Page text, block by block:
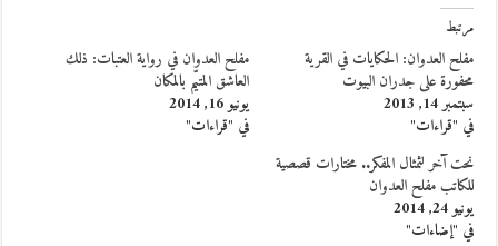
مرتبط
مفلح العدوان: الحكايات في القرية
محفورة على جدران البيوت
سبتمبر 14, 2013
في "قراءات"
مفلح العدوان في رواية العتبات: ذلك
العاشق المتيّم بالمكان
يونيو 16, 2014
في "قراءات"
نحت آخر لثمثال المفكر.. مختارات قصصية
للكاتب مفلح العدوان
يونيو 24, 2014
في "إضاءات"